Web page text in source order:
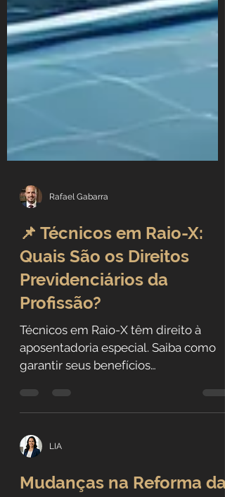
📌 Técnicos em Raio-X:
Quais São os Direitos
Previdenciários da
Profissão?
Técnicos em Raio-X têm direito à
aposentadoria especial. Saiba como
garantir seus benefícios